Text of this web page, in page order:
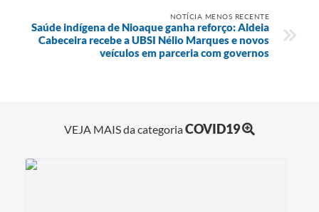
NOTÍCIA MENOS RECENTE
Saúde indígena de Nioaque ganha reforço: Aldeia
Cabeceira recebe a UBSI Nélio Marques e novos
veículos em parceria com governos
VEJA MAIS da categoriaCOVID19